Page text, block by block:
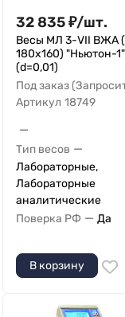
32 835₽/шт.
Весы МЛ 3-VII ВЖА
180x160) "Ньютон-1"
(d=0,01)
Под заказ
Артикул 18749
—
Тип весов —
Лабораторные,
Лабораторные
аналитические
Поверка РФ — Да
В корзину